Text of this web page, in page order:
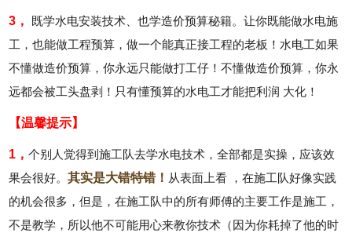
3，
既学水电安装技术、也学造价预算秘籍。让你既能做水电施
工，也能做工程预算，做一个能真正接工程的老板！水电工如果
不懂做造价预算，你永远只能做打工仔！不懂做造价预算，你永
远都会被工头盘剥！只有懂预算的水电工才能把利润 大化！
【温馨提示】
1，个别人觉得到施工队去学水电技术，全部都是实操，应该效
果会很好。其实是大错特错！ 从表面上看 ，在施工队好像实践
的机会很多，但是，在施工队中的所有师傅的主要工作是施工，
不是教学，所以他不可能用心来教你技术（因为你耗掉了他的时